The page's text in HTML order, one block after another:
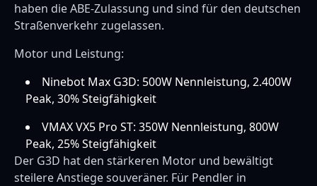
haben die ABE-Zulassung und sind für den deutschen
Straßenverkehr zugelassen.
Motor und Leistung:
Ninebot Max G3D: 500W Nennleistung, 2.400W
Peak, 30% Steigfähigkeit
VMAX VX5 Pro ST: 350W Nennleistung, 800W
Peak, 25% Steigfähigkeit
Der G3D hat den stärkeren Motor und bewältigt
steilere Anstiege souveräner. Für Pendler in